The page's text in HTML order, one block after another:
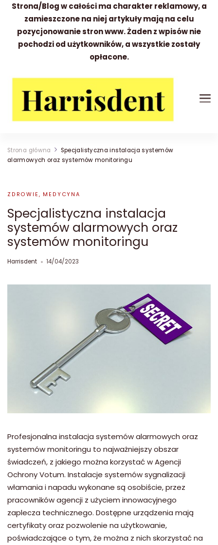
Strona/Blog w całości ma charakter reklamowy, a
zamieszczone na niej artykuły mają na celu
pozycjonowanie stron www. Żaden z wpisów nie
pochodzi od użytkowników, a wszystkie zostały
opłacone.
Strona główna
Specjalistyczna instalacja systemów
alarmowych oraz systemów monitoringu
ZDROWIE, MEDYCYNA
Specjalistyczna instalacja
systemów alarmowych oraz
systemów monitoringu
Harrisdent 14/04/2023
Profesjonalna instalacja systemów alarmowych oraz
systemów monitoringu to najważniejszy obszar
świadczeń, z jakiego można korzystać w Agencji
Ochrony Votum. Instalacje systemów sygnalizacji
włamania i napadu wykonane są osobiście, przez
pracowników agencji z użyciem innowacyjnego
zaplecza technicznego. Dostępne urządzenia mają
certyfikaty oraz pozwolenie na użytkowanie,
poświadczające o tym, że można z nich skorzystać na